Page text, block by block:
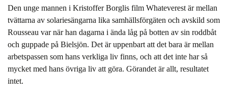
Den unge mannen i Kristoffer Borglis film Whateverest är mellan
tvättarna av solariesängarna lika samhällsförgäten och avskild som
Rousseau var när han dagarna i ända låg på botten av sin roddbåt
och guppade på Bielsjön. Det är uppenbart att det bara är mellan
arbetspassen som hans verkliga liv finns, och att det inte har så
mycket med hans övriga liv att göra. Görandet är allt, resultatet
intet.